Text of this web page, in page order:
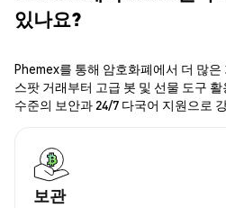
있나요?
Phemex를 통해 암호화폐에서 더 많
스팟 거래부터 고급 봇 및 선물 도구
수준의 보안과 24/7 다국어 지원으로
보관